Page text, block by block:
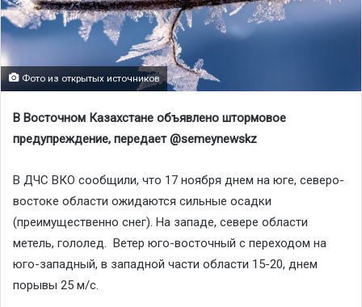
Фото из открытых источников
В Восточном Казахстане объявлено штормовое
предупреждение, передает @semeynewskz
В ДЧС ВКО сообщили, что 17 ноября днем на юге, северо-
востоке области ожидаются сильные осадки
(преимущественно снег). На западе, севере области
метель, гололед. Ветер юго-восточный с переходом на
юго-западный, в западной части области 15-20, днем
порывы 25 м/с.